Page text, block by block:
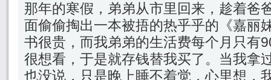
那年的寒假，弟弟从市里回来，趁着爸
面偷偷掏出一本被捂的热乎乎的《嘉
书很贵，而我弟弟的生活费每个月只有
很想看，于是就存钱替我买了。当我拿
也没说，只是晚上睡不着觉，心里想，